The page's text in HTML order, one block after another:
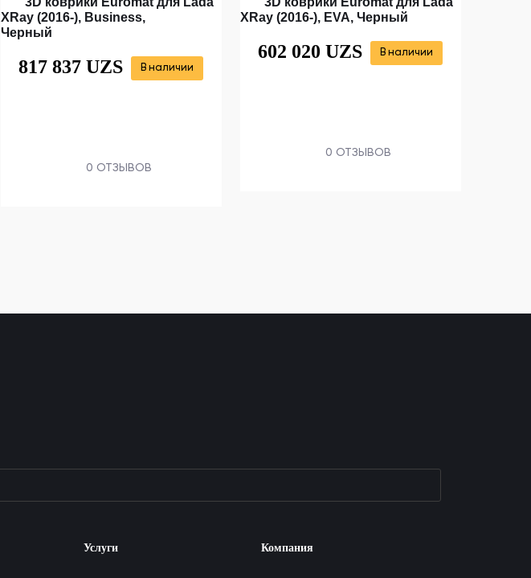
XRay (2016-), Business,
Черный
817 837 UZS В наличии
0 ОТЗЫВОВ
XRay (2016-), EVA, Черный
602 020 UZS В наличии
0 ОТЗЫВОВ
Услуги Компания